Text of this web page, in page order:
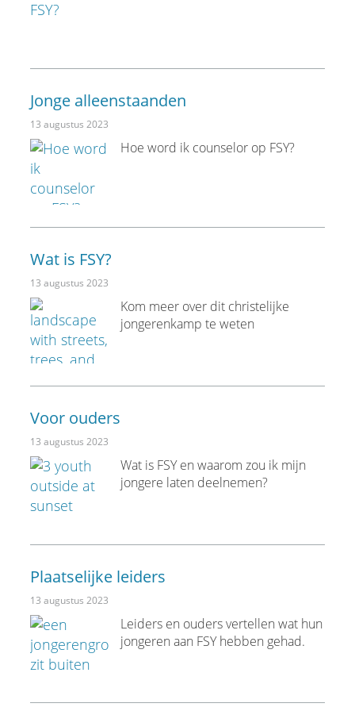
Jonge alleenstaanden
13 augustus 2023
Hoe word ik counselor op FSY?
Wat is FSY?
13 augustus 2023
Kom meer over dit christelijke
jongerenkamp te weten
Voor ouders
13 augustus 2023
Wat is FSY en waarom zou ik mijn
jongere laten deelnemen?
Plaatselijke leiders
13 augustus 2023
Leiders en ouders vertellen wat hun
jongeren aan FSY hebben gehad.